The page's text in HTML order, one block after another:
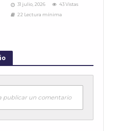
31 julio, 2026
43 Vistas
22 Lectura mínima
publicar un comentario